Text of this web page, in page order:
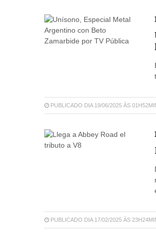
PUBLICADO DIA 19/06/2025 ÀS
PUBLICADO DIA 17/02/2025 ÀS